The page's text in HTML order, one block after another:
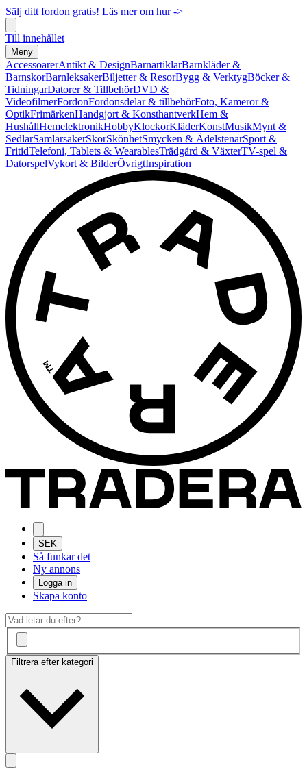
Sälj ditt fordon gratis! Läs mer om hur ->
Till innehållet
Meny
AccessoarerAntikt & DesignBarnartiklarBarnkläder &
BarnskorBarnleksakerBiljetter & ResorBygg & VerktygBöcker &
TidningarDatorer & TillbehörDVD &
VideofilmerFordonFordonsdelar & tillbehörFoto, Kameror &
OptikFrimärkenHandgjort & KonsthantverkHem &
HushållHemelektronikHobbyKlockorKläderKonstMusikMynt &
SedlarSamlarsakerSkorSkönhetSmycken & ÄdelstenarSport &
FritidTelefoni, Tablets & WearablesTrädgård & VäxterTV-spel &
DatorspelVykort & BilderÖvrigtInspiration
SEK
Så funkar det
Ny annons
Logga in
Skapa konto
Filtrera efter kategori